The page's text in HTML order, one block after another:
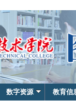
数字资源 教育信